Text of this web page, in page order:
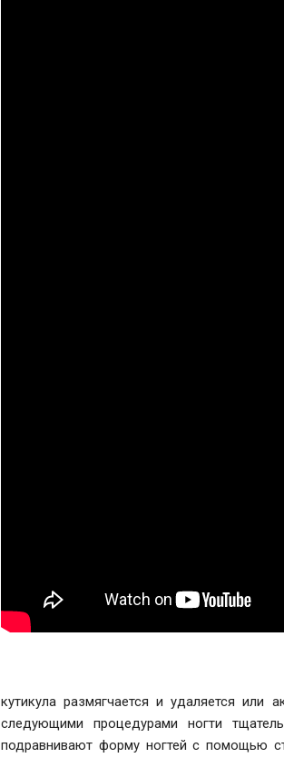
кутикула размягчается и удаляется или
следующими процедурами ногти
подравнивают форму ногтей с помощью